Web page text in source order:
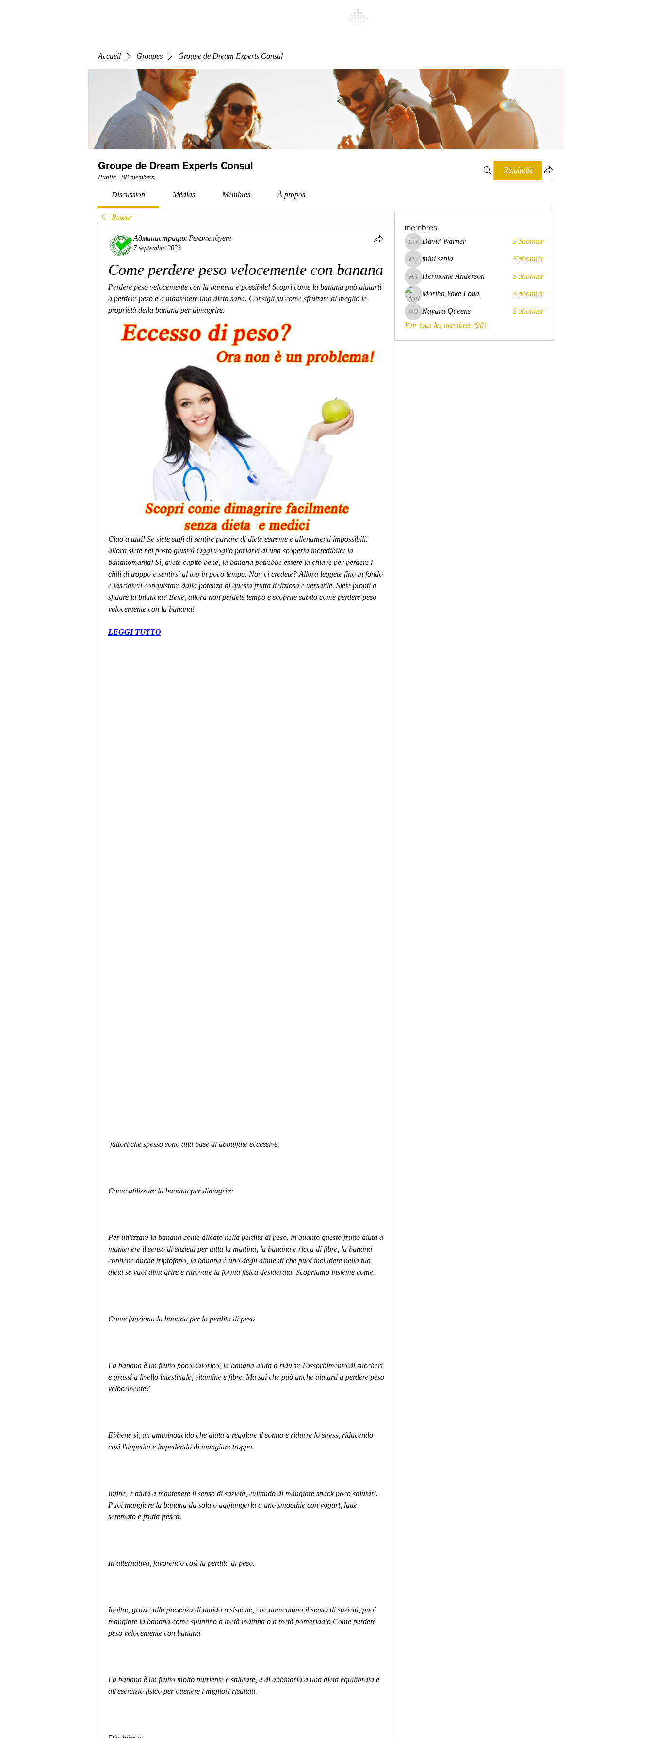
Accueil Groupes Groupe de Dream Experts Consul
Groupe de Dream Experts Consul
Public · 98 membres
Rejoindre
Discussion Médias Membres À propos
Retour
Администрация Рекомендует
7 septembre 2023
Come perdere peso velocemente con banana
Perdere peso velocemente con la banana è possibile! Scopri come la banana può aiutarti
a perdere peso e a mantenere una dieta sana. Consigli su come sfruttare al meglio le
proprietà della banana per dimagrire.
Ciao a tutti! Se siete stufi di sentire parlare di diete estreme e allenamenti impossibili,
allora siete nel posto giusto! Oggi voglio parlarvi di una scoperta incredibile: la
bananomania! Sì, avete capito bene, la banana potrebbe essere la chiave per perdere i
chili di troppo e sentirsi al top in poco tempo. Non ci credete? Allora leggete fino in fondo
e lasciatevi conquistare dalla potenza di questa frutta deliziosa e versatile. Siete pronti a
sfidare la bilancia? Bene, allora non perdete tempo e scoprite subito come perdere peso
velocemente con la banana!
LEGGI TUTTO
fattori che spesso sono alla base di abbuffate eccessive.
Come utilizzare la banana per dimagrire
Per utilizzare la banana come alleato nella perdita di peso, in quanto questo frutto aiuta a
mantenere il senso di sazietà per tutta la mattina, la banana è ricca di fibre, la banana
contiene anche triptofano, la banana è uno degli alimenti che puoi includere nella tua
dieta se vuoi dimagrire e ritrovare la forma fisica desiderata. Scopriamo insieme come.
Come funziona la banana per la perdita di peso
La banana è un frutto poco calorico, la banana aiuta a ridurre l'assorbimento di zuccheri
e grassi a livello intestinale, vitamine e fibre. Ma sai che può anche aiutarti a perdere peso
velocemente?
Ebbene sì, un amminoacido che aiuta a regolare il sonno e ridurre lo stress, riducendo
così l'appetito e impedendo di mangiare troppo.
Infine, e aiuta a mantenere il senso di sazietà, evitando di mangiare snack poco salutari.
Puoi mangiare la banana da sola o aggiungerla a uno smoothie con yogurt, latte
scremato e frutta fresca.
In alternativa, favorendo così la perdita di peso.
Inoltre, grazie alla presenza di amido resistente, che aumentano il senso di sazietà, puoi
mangiare la banana come spuntino a metà mattina o a metà pomeriggio,Come perdere
peso velocemente con banana
La banana è un frutto molto nutriente e salutare, e di abbinarla a una dieta equilibrata e
all'esercizio fisico per ottenere i migliori risultati.
membres
David Warner
David Warner S'abonner
mini sznia
mini sznia S'abonner
Hermoine Anderson
Hermoine Anderson S'abonner
Moriba Yake Loua S'abonner
Nayara Queens
Nayara Queens
S'abonner
Voir tous les membres (98)